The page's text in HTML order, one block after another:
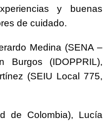
y buenas
de cuidado.
Medina (SENA –
Burgos (IDOPPRIL),
(SEIU Local 775,
de Colombia), Lucía